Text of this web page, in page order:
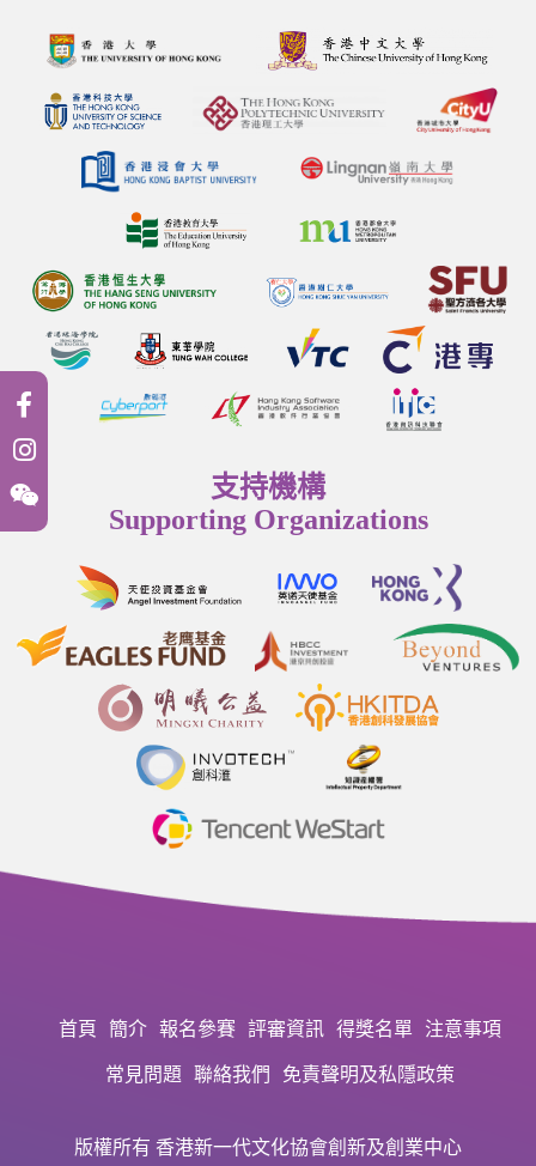
支持機構
Supporting Organizations
首頁 簡介 報名參賽 評審資訊 得獎名單 注意事項
常見問題 聯絡我們 免責聲明及私隱政策
版權所有 香港新一代文化協會創新及創業中心